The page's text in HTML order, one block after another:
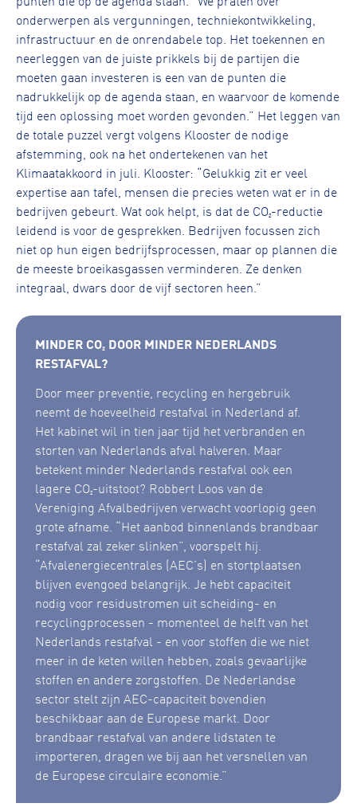
onderwerpen als vergunningen, techniekontwikkeling,
infrastructuur en de onrendabele top. Het toekennen en
neerleggen van de juiste prikkels bij de partijen die
moeten gaan investeren is een van de punten die
nadrukkelijk op de agenda staan, en waarvoor de komende
tijd een oplossing moet worden gevonden.” Het leggen van
de totale puzzel vergt volgens Klooster de nodige
afstemming, ook na het ondertekenen van het
Klimaatakkoord in juli. Klooster: “Gelukkig zit er veel
expertise aan tafel, mensen die precies weten wat er in de
bedrijven gebeurt. Wat ook helpt, is dat de CO₂-reductie
leidend is voor de gesprekken. Bedrijven focussen zich
niet op hun eigen bedrijfsprocessen, maar op plannen die
de meeste broeikasgassen verminderen. Ze denken
integraal, dwars door de vijf sectoren heen.”
MINDER CO₂ DOOR MINDER NEDERLANDS
RESTAFVAL?
Door meer preventie, recycling en hergebruik
neemt de hoeveelheid restafval in Nederland af.
Het kabinet wil in tien jaar tijd het verbranden en
storten van Nederlands afval halveren. Maar
betekent minder Nederlands restafval ook een
lagere CO₂-uitstoot? Robbert Loos van de
Vereniging Afvalbedrijven verwacht voorlopig geen
grote afname. “Het aanbod binnenlands brandbaar
restafval zal zeker slinken”, voorspelt hij.
“Afvalenergiecentrales (AEC’s) en stortplaatsen
blijven evengoed belangrijk. Je hebt capaciteit
nodig voor residustromen uit scheiding- en
recyclingprocessen - momenteel de helft van het
Nederlands restafval - en voor stoffen die we niet
meer in de keten willen hebben, zoals gevaarlijke
stoffen en andere zorgstoffen. De Nederlandse
sector stelt zijn AEC-capaciteit bovendien
beschikbaar aan de Europese markt. Door
brandbaar restafval van andere lidstaten te
importeren, dragen we bij aan het versnellen van
de Europese circulaire economie.”